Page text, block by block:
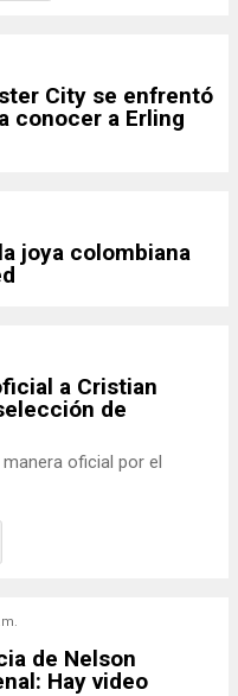
City se enfrentó
conocer a Erling
joya colombiana
a Cristian
de
oficial por el
de Nelson
Hay video